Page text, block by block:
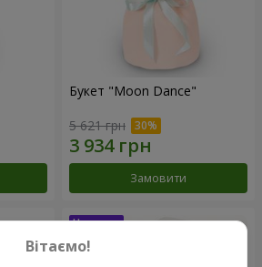
Букет "Moon Dance"
5 621 грн
Замовити
Вітаємо!